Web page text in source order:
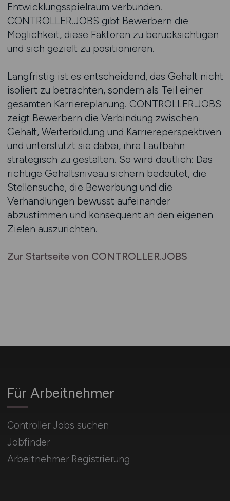
Entwicklungsspielraum verbunden.
CONTROLLER.JOBS gibt Bewerbern die
Möglichkeit, diese Faktoren zu berücksichtigen
und sich gezielt zu positionieren.
Langfristig ist es entscheidend, das Gehalt nicht
isoliert zu betrachten, sondern als Teil einer
gesamten Karriereplanung. CONTROLLER.JOBS
zeigt Bewerbern die Verbindung zwischen
Gehalt, Weiterbildung und Karriereperspektiven
und unterstützt sie dabei, ihre Laufbahn
strategisch zu gestalten. So wird deutlich: Das
richtige Gehaltsniveau sichern bedeutet, die
Stellensuche, die Bewerbung und die
Verhandlungen bewusst aufeinander
abzustimmen und konsequent an den eigenen
Zielen auszurichten.
Zur Startseite von CONTROLLER.JOBS
Für Arbeitnehmer
Controller Jobs suchen
Jobfinder
Arbeitnehmer Registrierung